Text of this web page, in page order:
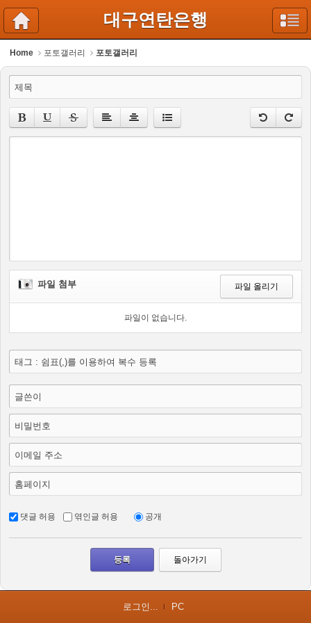
대구연탄은행
Home 포토갤러리 포토갤러리
제목
파일 첨부 파일 올리기
파일이 없습니다.
태그 : 쉼표(,)를 이용하여 복수 등록
글쓴이
비밀번호
이메일 주소
홈페이지
댓글 허용 엮인글 허용 공개
돌아가기
로그인... PC